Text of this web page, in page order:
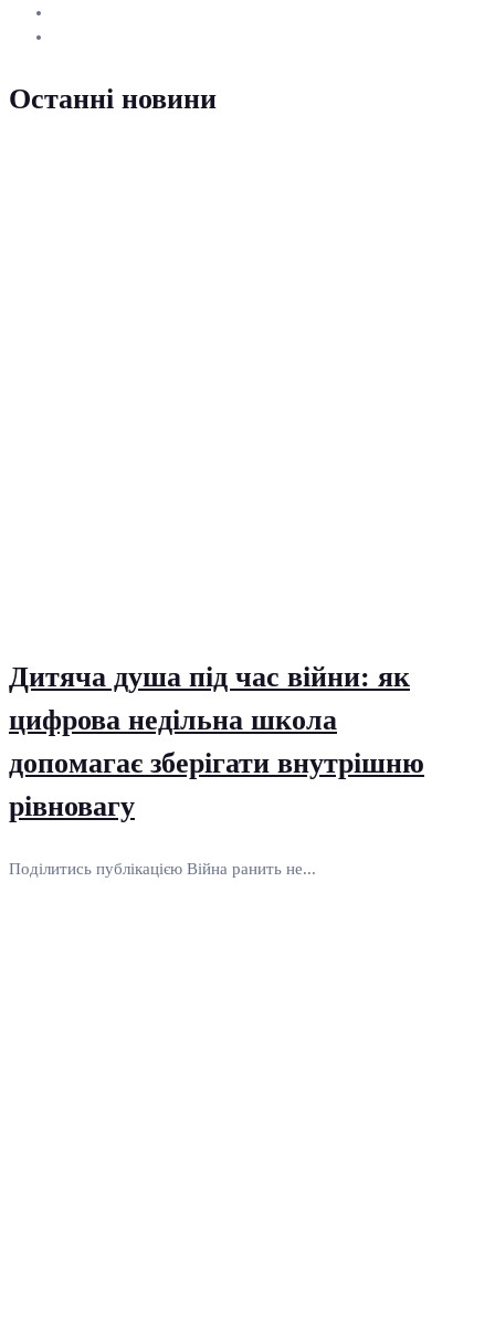
Останні новини
Дитяча душа під час війни: як
цифрова недільна школа
допомагає зберігати внутрішню
рівновагу
Поділитись публікацією Війна ранить не...